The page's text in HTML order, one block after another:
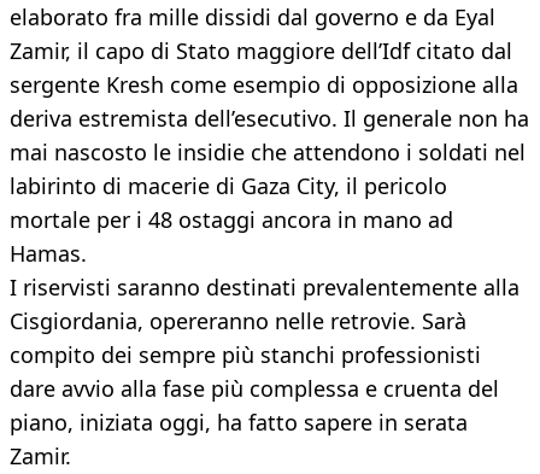
elaborato fra mille dissidi dal governo e da Eyal
Zamir, il capo di Stato maggiore dell’Idf citato dal
sergente Kresh come esempio di opposizione alla
deriva estremista dell’esecutivo. Il generale non ha
mai nascosto le insidie che attendono i soldati nel
labirinto di macerie di Gaza City, il pericolo
mortale per i 48 ostaggi ancora in mano ad
Hamas.
I riservisti saranno destinati prevalentemente alla
Cisgiordania, opereranno nelle retrovie. Sarà
compito dei sempre più stanchi professionisti
dare avvio alla fase più complessa e cruenta del
piano, iniziata oggi, ha fatto sapere in serata
Zamir.